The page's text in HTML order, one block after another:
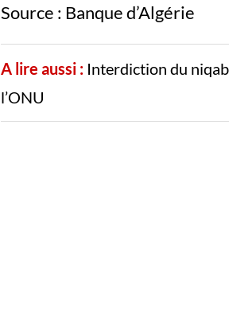
Source : Banque d’Algérie
A lire aussi : Interdiction du niqab
l’ONU